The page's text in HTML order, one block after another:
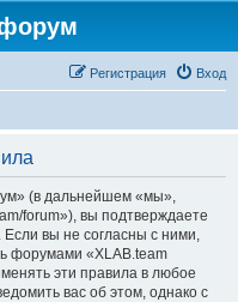
Вход
Регистрация
(в дальнейшем «мы»,
forum»), вы подтверждаете
вы не согласны с ними,
форумами «XLAB.team
эти правила в любое
вас об этом, однако с